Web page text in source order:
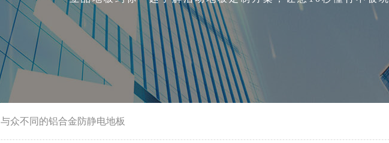
与众不同的铝合金防静电地板